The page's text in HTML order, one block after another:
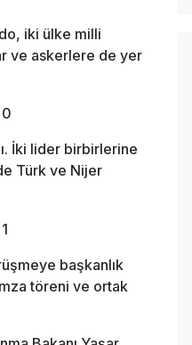
iki ülke milli
ve askerlere de yer
İki lider birbirlerine
Türk ve Nijer
başkanlık
töreni ve ortak